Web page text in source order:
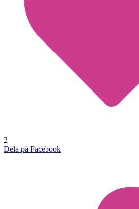
2
Dela på Facebook